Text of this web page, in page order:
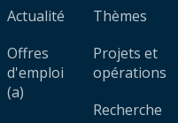
Actualité
Offres
d'emploi
(a)
Thèmes
Projets et
opérations
Recherche